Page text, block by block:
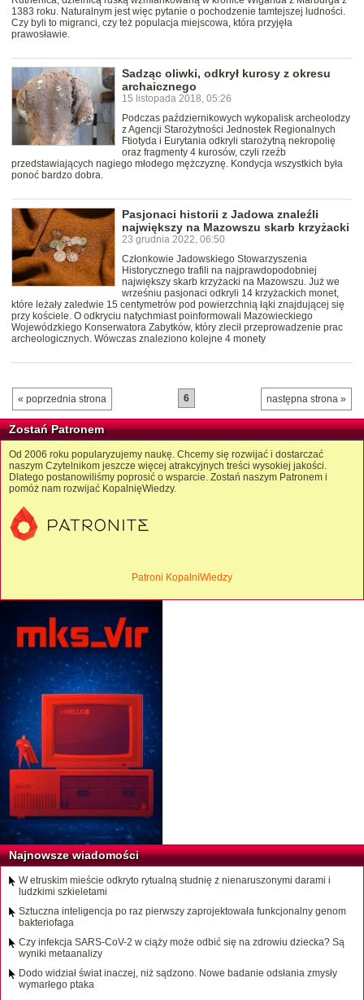
1383 roku. Naturalnym jest więc pytanie o pochodzenie tamtejszej ludności.
Czy byli to migranci, czy też populacja miejscowa, która przyjęła
prawosławie.
Sadząc oliwki, odkrył kurosy z okresu
archaicznego
15 listopada 2018, 05:26
Podczas październikowych wykopalisk archeolodzy
z Agencji Starożytności Jednostek Regionalnych
Ftiotyda i Eurytania odkryli starożytną nekropolię
oraz fragmenty 4 kurosów, czyli rzeźb
przedstawiających nagiego młodego mężczyznę. Kondycja wszystkich była
ponoć bardzo dobra.
Pasjonaci historii z Jadowa znaleźli
największy na Mazowszu skarb krzyżacki
23 grudnia 2022, 06:50
Członkowie Jadowskiego Stowarzyszenia
Historycznego trafili na najprawdopodobniej
największy skarb krzyżacki na Mazowszu. Już we
wrześniu pasjonaci odkryli 14 krzyżackich monet,
które leżały zaledwie 15 centymetrów pod powierzchnią łąki znajdującej się
przy kościele. O odkryciu natychmiast poinformowali Mazowieckiego
Wojewódzkiego Konserwatora Zabytków, który zlecił przeprowadzenie prac
archeologicznych. Wówczas znaleziono kolejne 4 monety
« poprzednia strona następna strona »
6
Zostań Patronem
Od 2006 roku popularyzujemy naukę. Chcemy się rozwijać i dostarczać
naszym Czytelnikom jeszcze więcej atrakcyjnych treści wysokiej jakości.
Dlatego postanowiliśmy poprosić o wsparcie. Zostań naszym Patronem i
pomóż nam rozwijać KopalnięWiedzy.
Patroni KopalniWiedzy
Najnowsze wiadomości
W etruskim mieście odkryto rytualną studnię z nienaruszonymi darami i
ludzkimi szkieletami
Sztuczna inteligencja po raz pierwszy zaprojektowała funkcjonalny genom
bakteriofaga
Czy infekcja SARS-CoV-2 w ciąży może odbić się na zdrowiu dziecka? Są
wyniki metaanalizy
Dodo widział świat inaczej, niż sądzono. Nowe badanie odsłania zmysły
wymarłego ptaka